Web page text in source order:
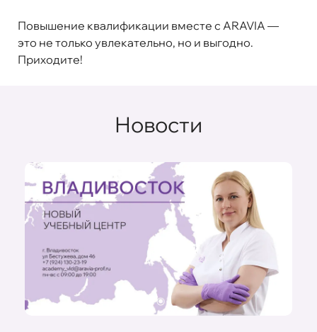
Повышение квалификации вместе с ARAVIA —
это не только увлекательно, но и выгодно.
Приходите!
Новости